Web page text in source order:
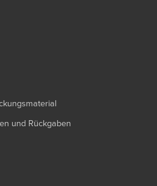
und Rückgaben